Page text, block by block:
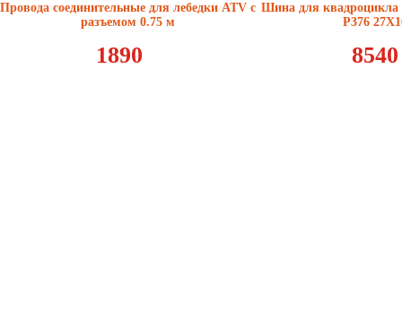
Провода соединительные для лебедки ATV с
разъемом 0.75 м
1890
Шина для квадроцикла
P376
8540